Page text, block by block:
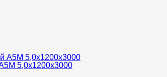
5,0х1200х3000